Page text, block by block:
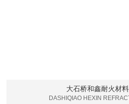
大石桥和鑫耐火材
DASHIQIAO HEXIN